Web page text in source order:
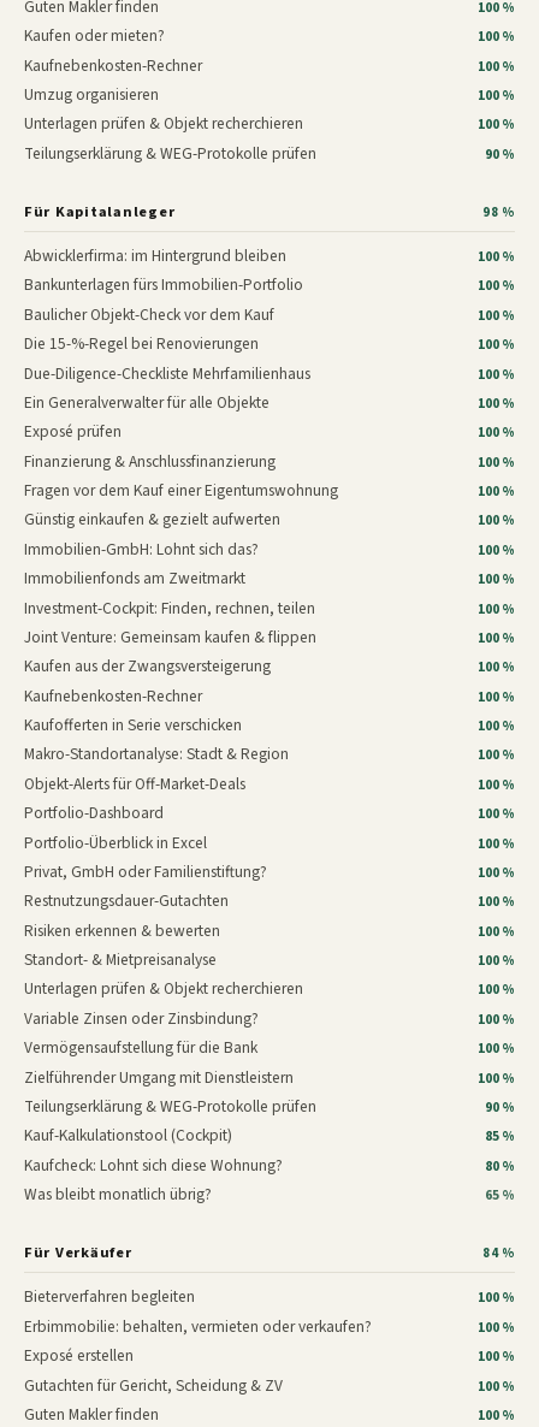
Guten Makler finden 100 %
Kaufen oder mieten? 100 %
Kaufnebenkosten-Rechner 100 %
Umzug organisieren 100 %
Unterlagen prüfen & Objekt recherchieren 100 %
Teilungserklärung & WEG-Protokolle prüfen 90 %
Für Kapitalanleger 98 %
Abwicklerfirma: im Hintergrund bleiben 100 %
Bankunterlagen fürs Immobilien-Portfolio 100 %
Baulicher Objekt-Check vor dem Kauf 100 %
Die 15-%-Regel bei Renovierungen 100 %
Due-Diligence-Checkliste Mehrfamilienhaus 100 %
Ein Generalverwalter für alle Objekte 100 %
Exposé prüfen 100 %
Finanzierung & Anschlussfinanzierung 100 %
Fragen vor dem Kauf einer Eigentumswohnung 100 %
Günstig einkaufen & gezielt aufwerten 100 %
Immobilien-GmbH: Lohnt sich das? 100 %
Immobilienfonds am Zweitmarkt 100 %
Investment-Cockpit: Finden, rechnen, teilen 100 %
Joint Venture: Gemeinsam kaufen & flippen 100 %
Kaufen aus der Zwangsversteigerung 100 %
Kaufnebenkosten-Rechner 100 %
Kaufofferten in Serie verschicken 100 %
Makro-Standortanalyse: Stadt & Region 100 %
Objekt-Alerts für Off-Market-Deals 100 %
Portfolio-Dashboard 100 %
Portfolio-Überblick in Excel 100 %
Privat, GmbH oder Familienstiftung? 100 %
Restnutzungsdauer-Gutachten 100 %
Risiken erkennen & bewerten 100 %
Standort- & Mietpreisanalyse 100 %
Unterlagen prüfen & Objekt recherchieren 100 %
Variable Zinsen oder Zinsbindung? 100 %
Vermögensaufstellung für die Bank 100 %
Zielführender Umgang mit Dienstleistern 100 %
Teilungserklärung & WEG-Protokolle prüfen 90 %
Kauf-Kalkulationstool (Cockpit) 85 %
Kaufcheck: Lohnt sich diese Wohnung? 80 %
Was bleibt monatlich übrig? 65 %
Für Verkäufer 84 %
Bieterverfahren begleiten 100 %
Erbimmobilie: behalten, vermieten oder verkaufen? 100 %
Exposé erstellen 100 %
Gutachten für Gericht, Scheidung & ZV 100 %
Guten Makler finden 100 %